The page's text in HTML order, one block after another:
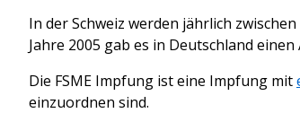
In der Schweiz werden jährlich
Jahre 2005 gab es in Deutschland
Die FSME Impfung ist eine Impfung mit
einzuordnen sind.